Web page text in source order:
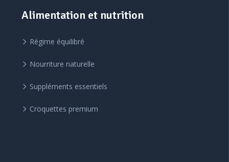
Alimentation et nutrition
Régime équilibré
Nourriture naturelle
Suppléments essentiels
Croquettes premium